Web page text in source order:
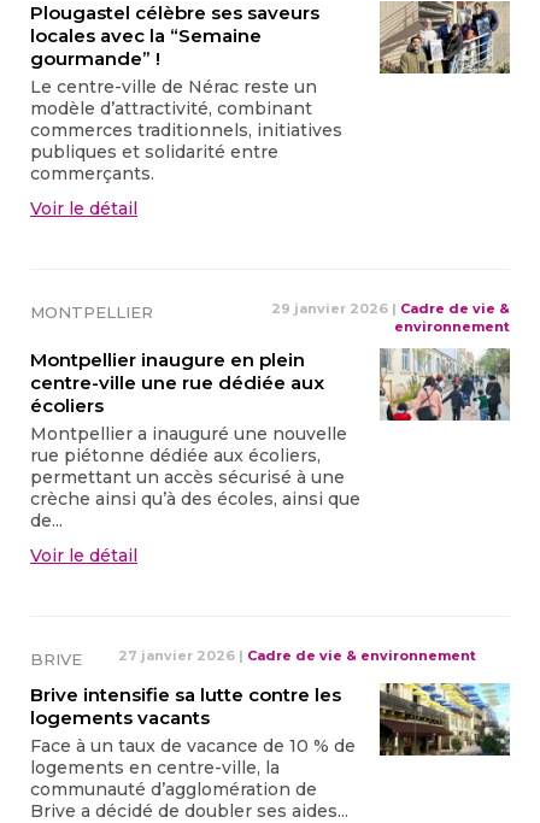
Plougastel célèbre ses saveurs
locales avec la “Semaine
gourmande” !
Le centre-ville de Nérac reste un
modèle d’attractivité, combinant
commerces traditionnels, initiatives
publiques et solidarité entre
commerçants.
Voir le détail
MONTPELLIER 29 janvier 2026 | Cadre de vie &
environnement
Montpellier inaugure en plein
centre-ville une rue dédiée aux
écoliers
Montpellier a inauguré une nouvelle
rue piétonne dédiée aux écoliers,
permettant un accès sécurisé à une
crèche ainsi qu’à des écoles, ainsi que
de...
Voir le détail
BRIVE 27 janvier 2026 | Cadre de vie & environnement
Brive intensifie sa lutte contre les
logements vacants
Face à un taux de vacance de 10 % de
logements en centre-ville, la
communauté d’agglomération de
Brive a décidé de doubler ses aides...